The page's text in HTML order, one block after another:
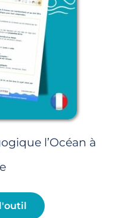
l’Océan à